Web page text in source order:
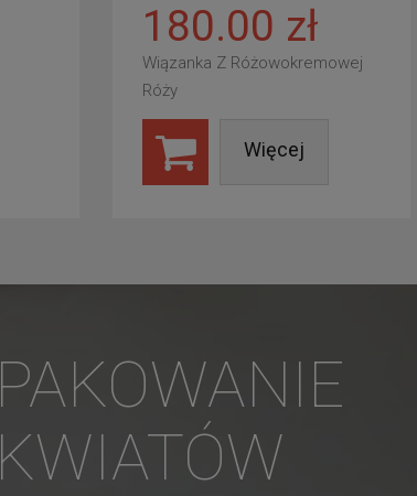
180.00 zł
Wiązanka Z Różowokremowej
Róży
Więcej
PAKOWANIE
KWIATÓW